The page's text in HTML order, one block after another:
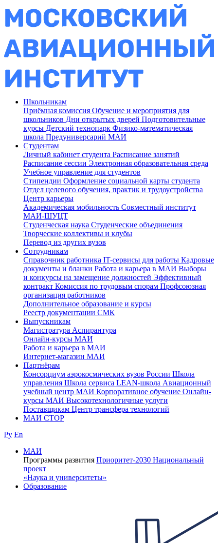
Школьникам
Приёмная комиссия Обучение и мероприятия для
школьников Дни открытых дверей Подготовительные
курсы Детский технопарк Физико-математическая
школа Предуниверсарий МАИ
Студентам
Личный кабинет студента Расписание занятий
Расписание сессии Электронная образовательная среда
Учебное управление для студентов
Стипендии Оформление социальной карты студента
Отдел целевого обучения, практик и трудоустройства
Центр карьеры
Академическая мобильность Совместный институт
МАИ-ШУЦТ
Студенческая наука Студенческие объединения
Творческие коллективы и клубы
Перевод из других вузов
Сотрудникам
Cправочник работника IT-сервисы для работы Кадровые
документы и бланки Работа и карьера в МАИ Выборы
и конкурсы на замещение должностей Эффективный
контракт Комиссия по трудовым спорам Профсоюзная
организация работников
Дополнительное образование и курсы
Реестр документации СМК
Выпускникам
Магистратура Аспирантура
Онлайн-курсы МАИ
Работа и карьера в МАИ
Интернет-магазин МАИ
Партнёрам
Консорциум аэрокосмических вузов России Школа
управления Школа сервиса LEAN-школа Авиационный
учебный центр МАИ Корпоративное обучение Онлайн-
курсы МАИ Высокотехнологичные услуги
Поставщикам Центр трансфера технологий
МАИ СТОР
Ру En
МАИ
Программы развития Приоритет-2030 Национальный
проект
«Наука и университеты»
Образование